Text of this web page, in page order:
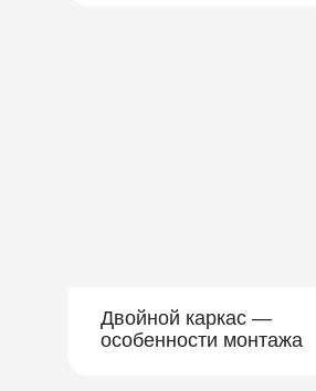
Двойной каркас —
особенности монтажа